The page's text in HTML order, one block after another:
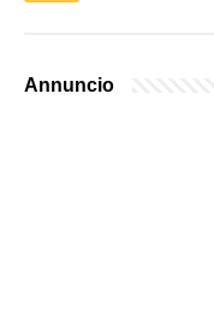
Annuncio